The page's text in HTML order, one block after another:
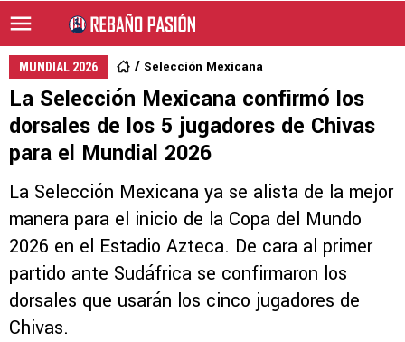
MUNDIAL 2026 Selección Mexicana
La Selección Mexicana confirmó los
dorsales de los 5 jugadores de Chivas
para el Mundial 2026
La Selección Mexicana ya se alista de la mejor
manera para el inicio de la Copa del Mundo
2026 en el Estadio Azteca. De cara al primer
partido ante Sudáfrica se confirmaron los
dorsales que usarán los cinco jugadores de
Chivas.